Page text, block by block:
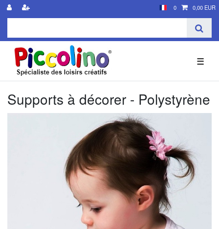
0 0,00 EUR
☰
Supports à décorer - Polystyrène